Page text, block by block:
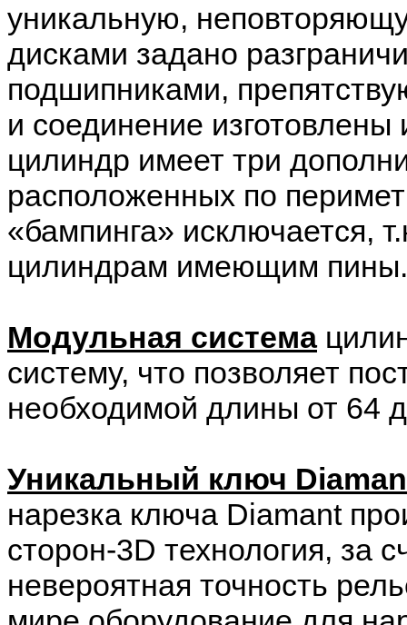
уникальную,
дисками задано
подшипниками,
и соединение изготовлены
цилиндр имеет три
расположенных по
«бампинга» исключается,
цилиндрам имеющим пины.
Модульная система
систему, что позволяет
необходимой длины от 64
Уникальный ключ
нарезка ключа Diamant
сторон-3D технология, за
невероятная точность